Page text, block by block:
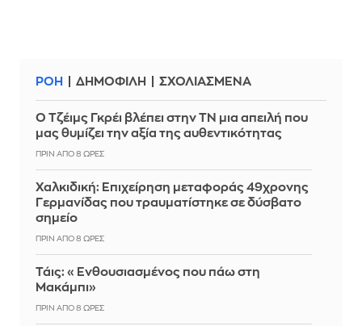
ΡΟΗ ΔΗΜΟΦΙΛΗ ΣΧΟΛΙΑΣΜΕΝΑ
Ο Τζέιμς Γκρέι βλέπει στην ΤΝ μια απειλή που
μας θυμίζει την αξία της αυθεντικότητας
ΠΡΙΝ ΑΠΌ 8 ΏΡΕΣ
Χαλκιδική: Επιχείρηση μεταφοράς 49χρονης
Γερμανίδας που τραυματίστηκε σε δύσβατο
σημείο
ΠΡΙΝ ΑΠΌ 8 ΏΡΕΣ
Τάις: «Ενθουσιασμένος που πάω στη
Μακάμπι»
ΠΡΙΝ ΑΠΌ 8 ΏΡΕΣ